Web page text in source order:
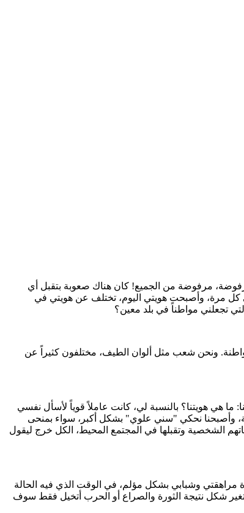
مرفوضة من الجميع! كان هناك صعوبة بتقبل أي
كل مرة، وأصبحت هويتي اليوم، تختلف عن هويتي في
تجعلني مواطناً في بلد معين؟
ونحن شعب مثل ألوان الطيف، مختلفون كثيراً عن
هي هويتنا؟ بالنسبة لي، كانت عاملاً قوياً لأسأل نفسي
وأصبحنا نحكي "سني علوي" بشكل أكبر، سواء بمنحى
الشخصية وتقبلها في المجتمع المحيط، الكل خرج ليقول
أكبر بكثير، لأني أشعر أني خسرت فترة مراهقتي وشبابي بشكل مؤلم، في الوقت الذي فيه الحالة
تغير شكل نتيجة الثورة والصراع أو الحرب أتخيل فقط سوف